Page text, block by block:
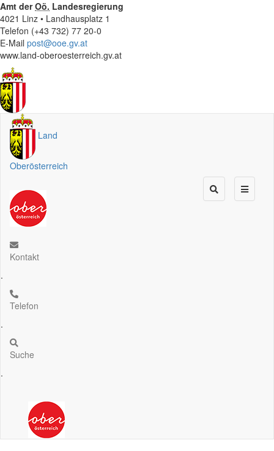
Amt derOö. Landesregierung
4021 Linz • Landhausplatz 1
Telefon (+43 732) 77 20-0
E-Mail post@ooe.gv.at
www.land-oberoesterreich.gv.at
Land
Oberösterreich
Kontakt
.
Telefon
.
Suche
.